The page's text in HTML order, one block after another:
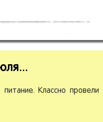
..
Классно провели